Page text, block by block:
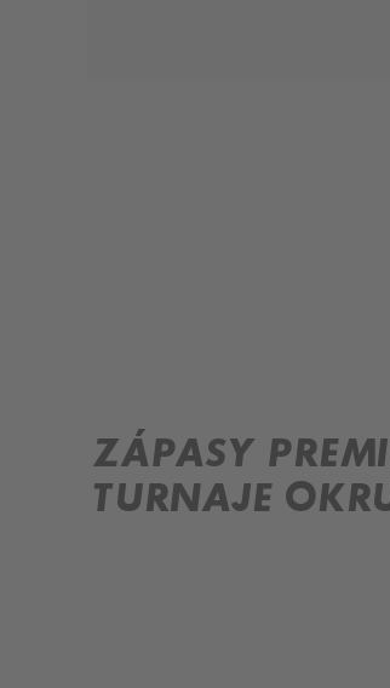
ZÁPASY
TURNAJE